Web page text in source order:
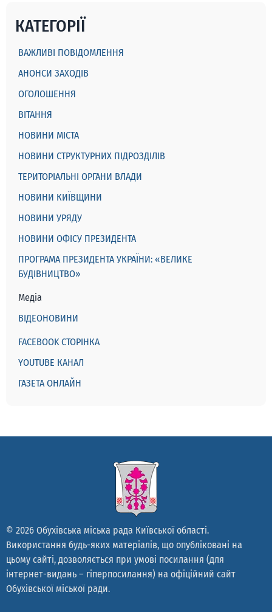
КАТЕГОРІЇ
ВАЖЛИВІ ПОВІДОМЛЕННЯ
АНОНСИ ЗАХОДІВ
ОГОЛОШЕННЯ
ВІТАННЯ
НОВИНИ МІСТА
НОВИНИ СТРУКТУРНИХ ПІДРОЗДІЛІВ
ТЕРИТОРІАЛЬНІ ОРГАНИ ВЛАДИ
НОВИНИ КИЇВЩИНИ
НОВИНИ УРЯДУ
НОВИНИ ОФІСУ ПРЕЗИДЕНТА
ПРОГРАМА ПРЕЗИДЕНТА УКРАЇНИ: «ВЕЛИКЕ
БУДІВНИЦТВО»
Медіа
ВІДЕОНОВИНИ
FACEBOOK СТОРІНКА
YOUTUBE КАНАЛ
ГАЗЕТА ОНЛАЙН
© 2026 Обухівська міська рада Київської області.
Використання будь-яких матеріалів, що опубліковані на
цьому сайті, дозволяється при умові посилання (для
інтернет-видань – гіперпосилання) на офіційний сайт
Обухівської міської ради.